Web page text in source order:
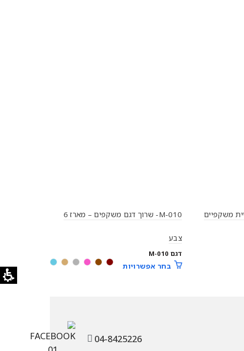
משקפיים M-010- שרוך דגם משקפים – מארז 6
צבע
דגם M-010
בחר אפשרויות
04-8425226